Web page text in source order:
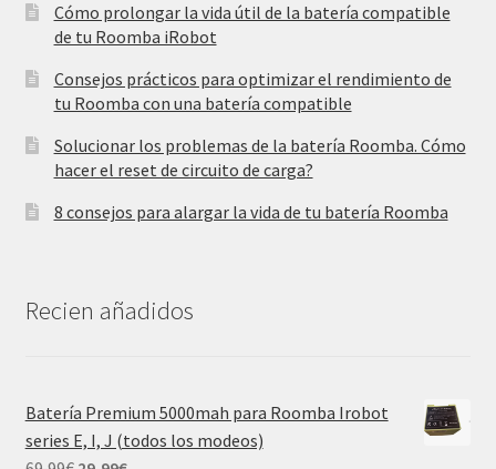
Cómo prolongar la vida útil de la batería compatible
de tu Roomba iRobot
Consejos prácticos para optimizar el rendimiento de
tu Roomba con una batería compatible
Solucionar los problemas de la batería Roomba. Cómo
hacer el reset de circuito de carga?
8 consejos para alargar la vida de tu batería Roomba
Recien añadidos
Batería Premium 5000mah para Roomba Irobot
series E, I, J (todos los modeos)